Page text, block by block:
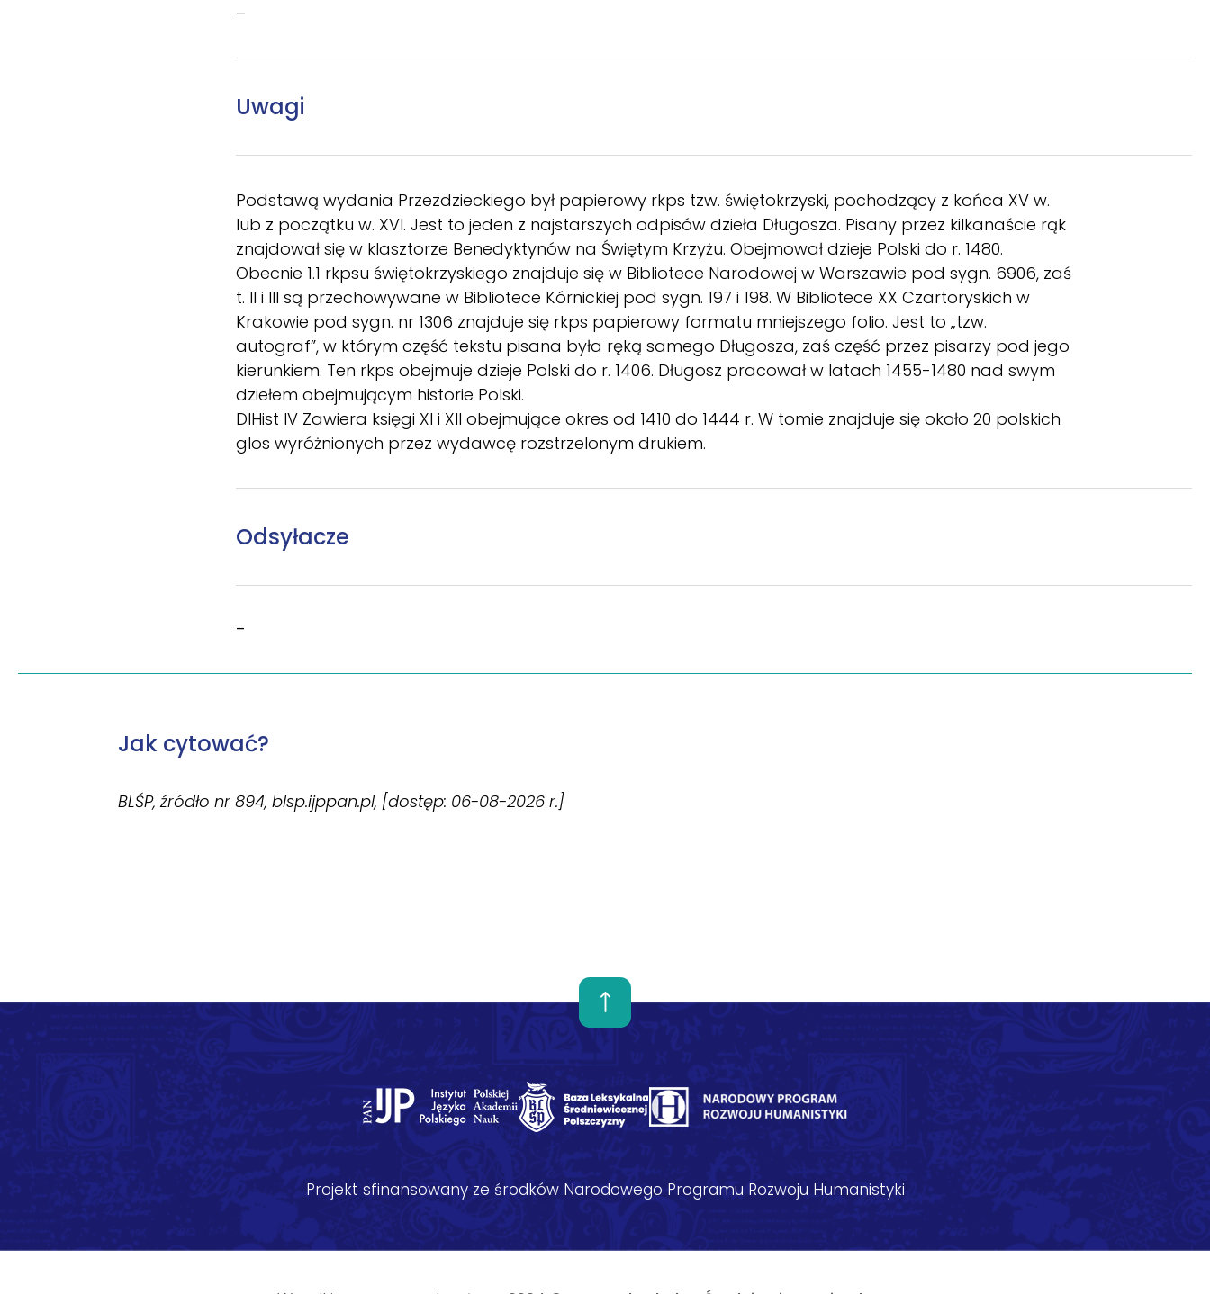
–
Uwagi
Podstawą wydania Przezdzieckiego był papierowy rkps tzw. świętokrzyski, pochodzący z końca XV w.
lub z początku w. XVI. Jest to jeden z najstarszych odpisów dzieła Długosza. Pisany przez kilkanaście rąk
znajdował się w klasztorze Benedyktynów na Świętym Krzyżu. Obejmował dzieje Polski do r. 1480.
Obecnie 1.1 rkpsu świętokrzyskiego znajduje się w Bibliotece Narodowej w Warszawie pod sygn. 6906, zaś
t. II i III są przechowywane w Bibliotece Kórnickiej pod sygn. 197 i 198. W Bibliotece XX Czartoryskich w
Krakowie pod sygn. nr 1306 znajduje się rkps papierowy formatu mniejszego folio. Jest to „tzw.
autograf”, w którym część tekstu pisana była ręką samego Długosza, zaś część przez pisarzy pod jego
kierunkiem. Ten rkps obejmuje dzieje Polski do r. 1406. Długosz pracował w latach 1455-1480 nad swym
dziełem obejmującym historie Polski.
DlHist IV Zawiera księgi XI i XII obejmujące okres od 1410 do 1444 r. W tomie znajduje się około 20 polskich
glos wyróżnionych przez wydawcę rozstrzelonym drukiem.
Odsyłacze
–
Jak cytować?
BLŚP, źródło nr 894, blsp.ijppan.pl, [dostęp: 06-08-2026 r.]
Projekt sfinansowany ze środków Narodowego Programu Rozwoju Humanistyki